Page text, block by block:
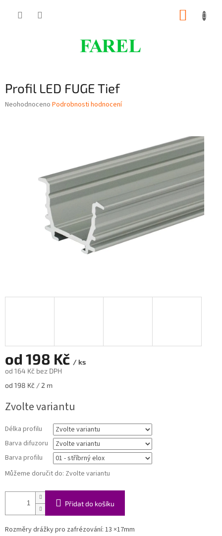
Profil LED FUGE Tief
Průměrné
Neohodnoceno Podrobnosti hodnocení
od 198 Kč / ks
od 164 Kč bez DPH
Měrná
od 198 Kč / 2 m
Zvolte variantu
Délka profilu
Barva difuzoru
Barva profilu
Můžeme doručit do: Zvolte variantu
Přidat do košíku
Rozměry drážky pro zafrézování: 13 ×17mm